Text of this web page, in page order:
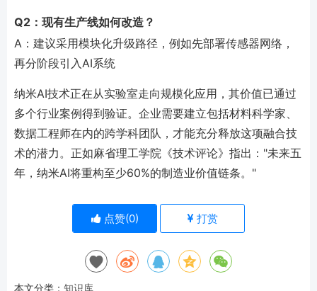
Q2：现有生产线如何改造？
A：建议采用模块化升级路径，例如先部署传感器网络，
再分阶段引入AI系统
纳米AI技术正在从实验室走向规模化应用，其价值已通过
多个行业案例得到验证。企业需要建立包括材料科学家、
数据工程师在内的跨学科团队，才能充分释放这项融合技
术的潜力。正如麻省理工学院《技术评论》指出："未来五
年，纳米AI将重构至少60%的制造业价值链条。"
点赞(0) 打赏
本文分类： 知识库